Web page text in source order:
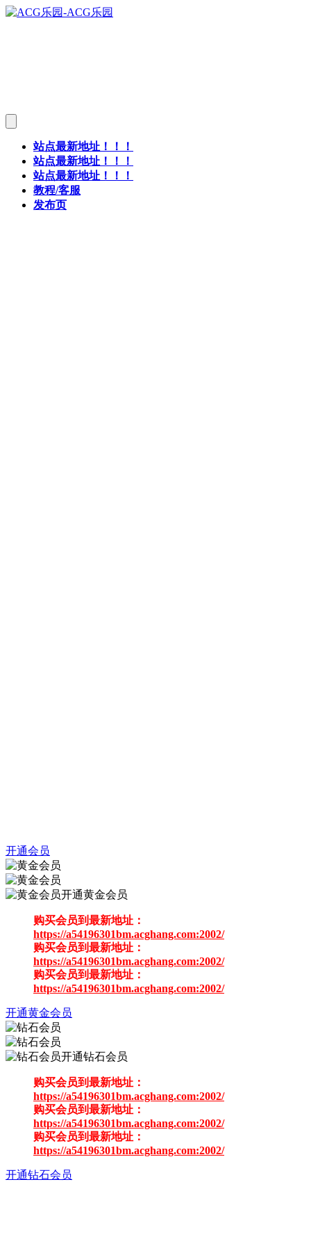
站点最新地址！！！
站点最新地址！！！
站点最新地址！！！
教程/客服
发布页
开通会员
开通黄金会员
购买会员到最新地址：
https://a54196301bm.acghang.com:2002/
购买会员到最新地址：
https://a54196301bm.acghang.com:2002/
购买会员到最新地址：
https://a54196301bm.acghang.com:2002/
开通黄金会员
开通钻石会员
购买会员到最新地址：
https://a54196301bm.acghang.com:2002/
购买会员到最新地址：
https://a54196301bm.acghang.com:2002/
购买会员到最新地址：
https://a54196301bm.acghang.com:2002/
开通钻石会员